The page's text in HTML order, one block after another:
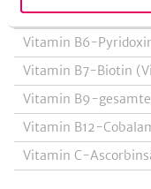
Vitamin B5-
Vitamin B6-
Vitamin B7-Biotin
Vitamin B9-gesamte
Vitamin B12-
Vitamin C-